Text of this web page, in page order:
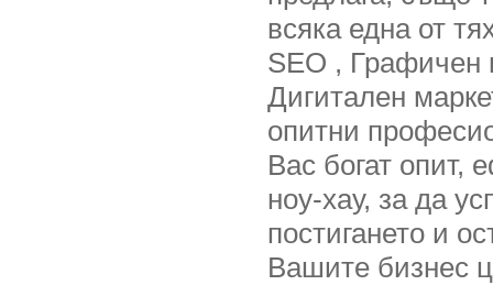
всяка една от
SEO , Графичен
Дигитален
опитни
Вас богат опит,
ноу-хау, за да
постигането и
Вашите бизнес